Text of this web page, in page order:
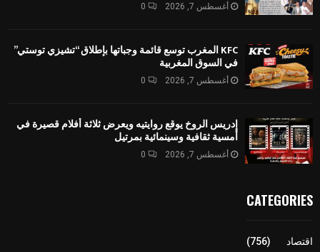
أغسطس 7, 2026 0
KFC المغرب توسع قائمة وجباتها بإطلاق “تشيزي توستي”
في السوق المغربية
أغسطس 7, 2026 0
إدريس الروخ يوقع روايتيه ويعرض ثلاثة أفلام قصيرة في
أمسية ثقافية وسينمائية بمرتيل
أغسطس 7, 2026 0
CATEGORIES
اقتصاد
(756)